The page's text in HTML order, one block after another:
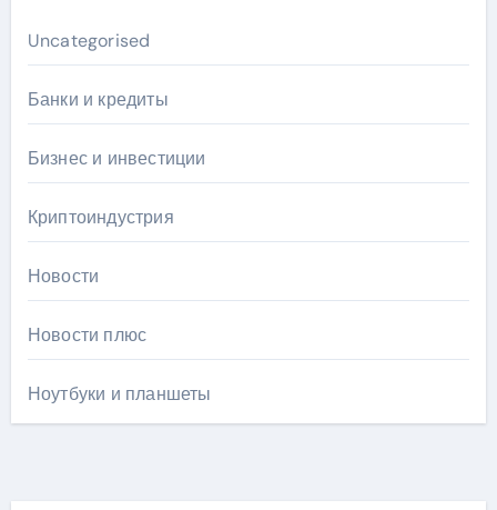
Uncategorised
Банки и кредиты
Бизнес и инвестиции
Криптоиндустрия
Новости
Новости плюс
Ноутбуки и планшеты